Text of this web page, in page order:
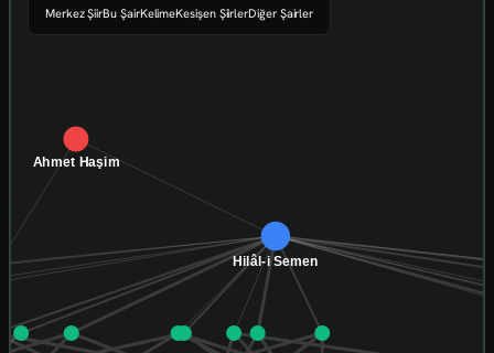
Merkez ŞiirBu ŞairKelimeKesişen ŞiirlerDiğer Şairler